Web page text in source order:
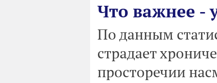
Что важнее -
По данным
страдает
просторечии